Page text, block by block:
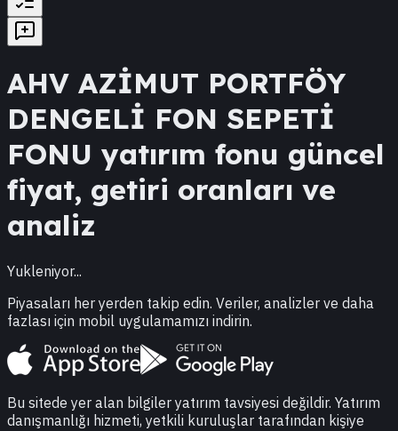
AHV AZİMUT PORTFÖY
DENGELİ FON SEPETİ
FONU yatırım fonu güncel
fiyat, getiri oranları ve
analiz
Yukleniyor...
Piyasaları her yerden takip edin. Veriler, analizler ve daha
fazlası için mobil uygulamamızı indirin.
Bu sitede yer alan bilgiler yatırım tavsiyesi değildir. Yatırım
danışmanlığı hizmeti, yetkili kuruluşlar tarafından kişiye